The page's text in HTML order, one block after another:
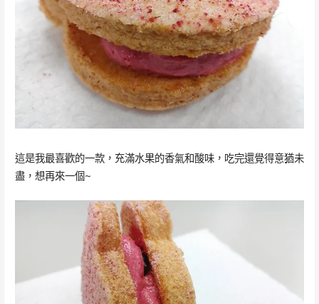
這是我最喜歡的一款，充滿水果的香氣和酸味，吃完還覺得意猶未
盡，想再來一個~